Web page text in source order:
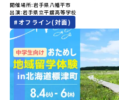
悠所在地：〒690-0842 島根県松江
BASE2階 その他所在地公式HP：
合わせ先担当：小川・小原E-mail
地域留学体験」のプログラム開催情
ご登録ください♪地域みらい留学公
「はじめての一人旅だけど大丈夫？
そんな保護者様の不安や、中学生の
フが直接お答えします。チャットで
自宅からリラックスしてご参加くだ
確認ください・参加規約への同意プ
だく前に、「お申し込みに関する各
す。ご確認ください。・抽選による
ただいた方の中から抽選の上、締め
し込み時に記入いただいたメールア
ル」をお送りいたします。当選者は
13：00 とかち帯広空港※13：00ま
便で手配ください。【解散場所・時
ち帯広空港※16：00以降にとかち帯
さい。【対象】中学2年生、中学3年
ステイ住宅※1室に複数(同性2～4名
【旅行代金】無料※旅行代金に含ま
無料となります：・宿泊費（2泊分
ィ・体験費用・一部の食事代*以下
す・集合場所までの往復交通費・お
などの個人的費用【募集人数】最大
出水市の冒険に飛び込んでみません
験プログラム内容（予定）＜1日目＞
ン・自己紹介ワーク」「みんなで
に飛び込む！海を満喫しよう！「み
会」＜2日目＞（AM）「出水工業高
加」 -高校見学 -授業体験（PM）
づくりにチャレンジ！」 -各学科
にチャレンジ -竹灯籠づくりを創っ
BBQ」「2日目の振り返り会」＜3日
ワーク」 -みんなで振り返り対話（
「申し込みのタイミングを逃してし
にぜひ一歩踏み出してみませんか？
場合がございます。お早目にご応募
無料＞緑があふれる大自然の町へ！
然×アートの融合体験」や「自然ク
か？「大自然や文化体験が好き！興
ない郷土料理を味わってみたい！」
になる。いつか留学してみたい！」
すめ！「おためし地域留学体験」は
ながら地域の枠を超えて学校生活を
開催場所 岩手県八幡平市
出演 岩手県立平舘高等学校
#オフライン(対面)